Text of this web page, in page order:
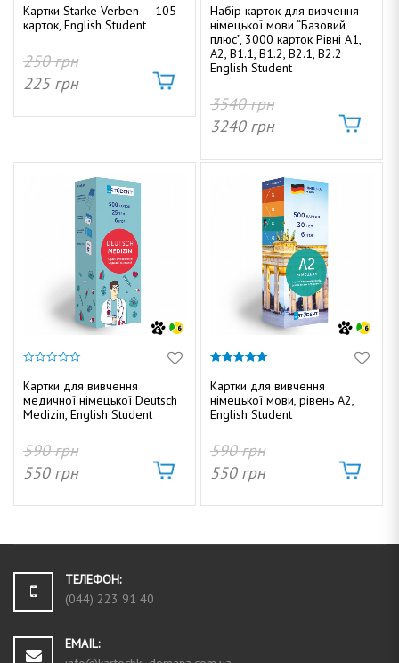
з
5
Картки Starke Verben — 105
карток, English Student
250грн
225 грн
з
5Набір карток для вивчення
німецької мови “Базовий
плюс”, 3000 карток Рівні А1,
A2, B1.1, B1.2, В2.1, В2.2
English Student
3540грн
3240 грн
з
5
Картки для вивчення
медичної німецької Deutsch
Medizin, English Student
590грн
550 грн
з 5
Картки для вивчення
німецької мови, рівень A2,
English Student
590грн
550 грн
ТЕЛЕФОН:
(044) 223 91 40
EMAIL: